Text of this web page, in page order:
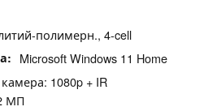
полимерн., 4-cell
Microsoft Windows 11 Home
1080p + IR
МП